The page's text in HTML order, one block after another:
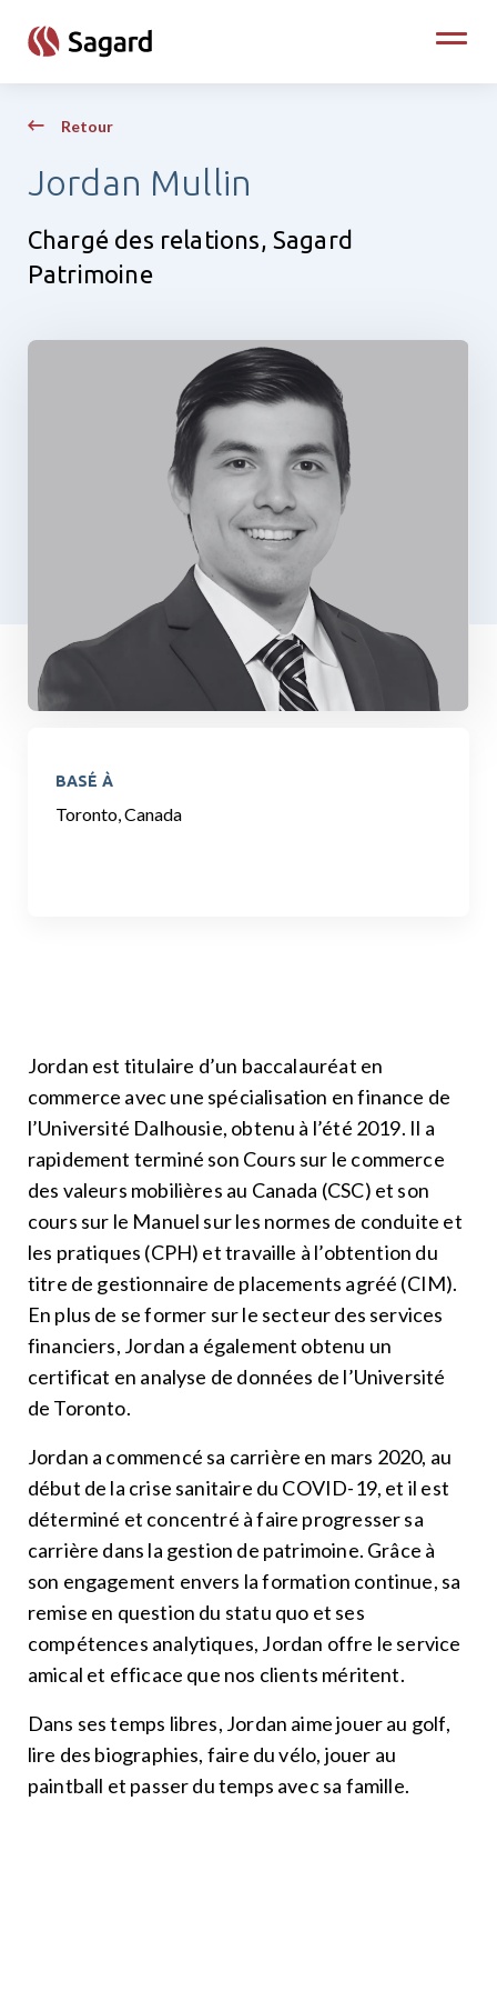
Toggle
Retour
Jordan Mullin
Chargé des relations, Sagard
Patrimoine
BASÉ À
Toronto, Canada
Jordan est titulaire d’un baccalauréat en
commerce avec une spécialisation en finance de
l’Université Dalhousie, obtenu à l’été 2019. Il a
rapidement terminé son Cours sur le commerce
des valeurs mobilières au Canada (CSC) et son
cours sur le Manuel sur les normes de conduite et
les pratiques (CPH) et travaille à l’obtention du
titre de gestionnaire de placements agréé (CIM).
En plus de se former sur le secteur des services
financiers, Jordan a également obtenu un
certificat en analyse de données de l’Université
de Toronto.
Jordan a commencé sa carrière en mars 2020, au
début de la crise sanitaire du COVID-19, et il est
déterminé et concentré à faire progresser sa
carrière dans la gestion de patrimoine. Grâce à
son engagement envers la formation continue, sa
remise en question du statu quo et ses
compétences analytiques, Jordan offre le service
amical et efficace que nos clients méritent.
Dans ses temps libres, Jordan aime jouer au golf,
lire des biographies, faire du vélo, jouer au
paintball et passer du temps avec sa famille.